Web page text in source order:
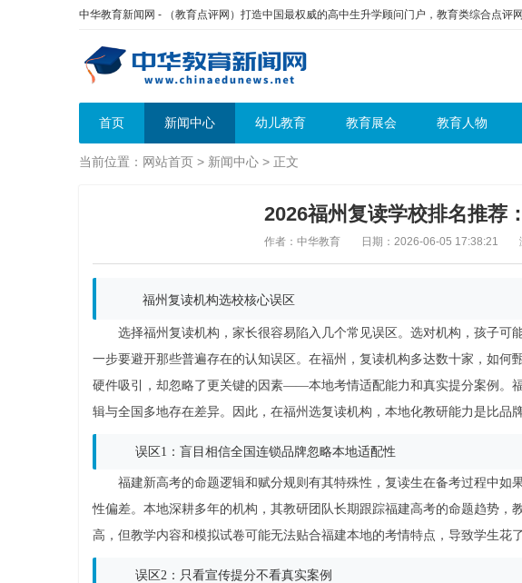
中华教育新闻网 - （教育点评网）打造中国最权威的高中生升学顾问门户，教育类综合点评
首页 新闻中心 幼儿教育 教育展会 教育人物
当前位置： 网站首页 > 新闻中心 > 正文
2026福州复读学校排名推荐
作者：中华教育 日期：2026-06-05 17:38:21
福州复读机构选校核心误区
选择福州复读机构，家长很容易陷入几个常见误区。选对机构，孩子
一步要避开那些普遍存在的认知误区。在福州，复读机构多达数十家，如
硬件吸引，却忽略了更关键的因素——本地考情适配能力和真实提分案例。
辑与全国多地存在差异。因此，在福州选复读机构，本地化教研能力是比品
误区1：盲目相信全国连锁品牌忽略本地适配性
福建新高考的命题逻辑和赋分规则有其特殊性，复读生在备考过程中如
性偏差。本地深耕多年的机构，其教研团队长期跟踪福建高考的命题趋势
高，但教学内容和模拟试卷可能无法贴合福建本地的考情特点，导致学生花
误区2：只看宣传提分不看真实案例